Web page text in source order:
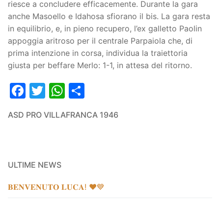
Primi calci
Esordienti
Juniores
riesce a concludere efficacemente. Durante la gara
anche Masoello e Idahosa sfiorano il bis. La gara resta
in equilibrio, e, in pieno recupero, l’ex galletto Paolin
appoggia aritroso per il centrale Parpaiola che, di
prima intenzione in corsa, individua la traiettoria
giusta per beffare Merlo: 1-1, in attesa del ritorno.
Facebook
TwitterWhatsApp
ASD PRO VILLAFRANCA 1946
ULTIME NEWS
𝐁𝐄𝐍𝐕𝐄𝐍𝐔𝐓𝐎 𝐋𝐔𝐂𝐀! ❤️💙